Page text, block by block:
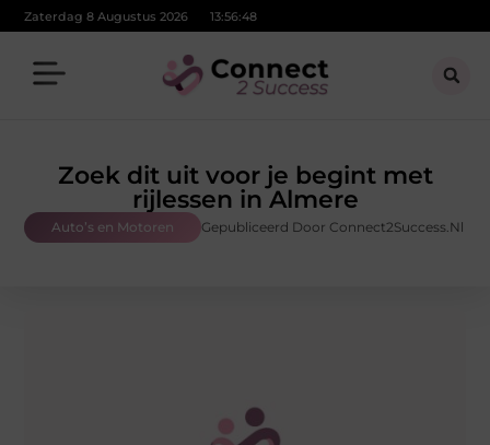
Zaterdag 8 Augustus 2026 13:56:49
Zoek dit uit voor je begint met
rijlessen in Almere
Auto’s en Motoren Gepubliceerd Door Connect2Success.nl